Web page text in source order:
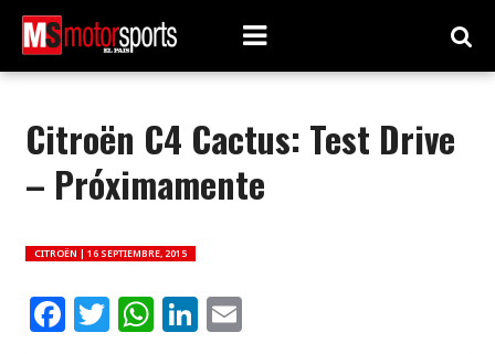
Citroën C4 Cactus: Test Drive
– Próximamente
CITROËN | 16 SEPTIEMBRE, 2015
Facebook
Twitter
WhatsApp
LinkedIn
Email